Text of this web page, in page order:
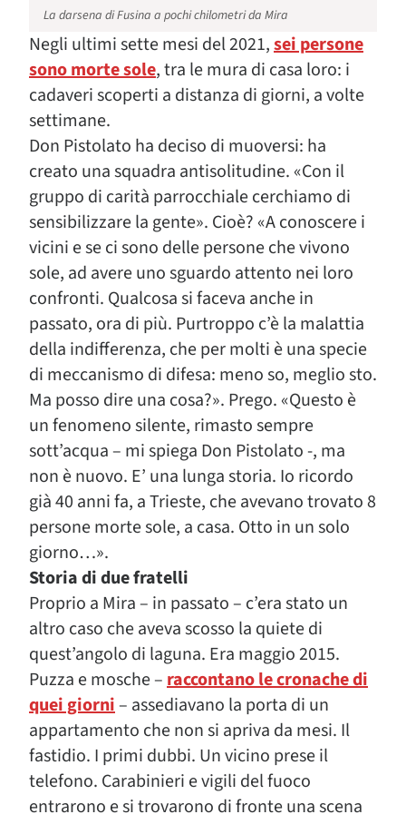
La darsena di Fusina a pochi chilometri da Mira
Negli ultimi sette mesi del 2021,sei persone
sono morte sole, tra le mura di casa loro: i
cadaveri scoperti a distanza di giorni, a volte
settimane.
Don Pistolato ha deciso di muoversi: ha
creato una squadra antisolitudine. «Con il
gruppo di carità parrocchiale cerchiamo di
sensibilizzare la gente». Cioè? «A conoscere i
vicini e se ci sono delle persone che vivono
sole, ad avere uno sguardo attento nei loro
confronti. Qualcosa si faceva anche in
passato, ora di più. Purtroppo c’è la malattia
della indifferenza, che per molti è una specie
di meccanismo di difesa: meno so, meglio sto.
Ma posso dire una cosa?». Prego. «Questo è
un fenomeno silente, rimasto sempre
sott’acqua – mi spiega Don Pistolato -, ma
non è nuovo. E’ una lunga storia. Io ricordo
già 40 anni fa, a Trieste, che avevano trovato 8
persone morte sole, a casa. Otto in un solo
giorno…».
Storia di due fratelli
Proprio a Mira – in passato – c’era stato un
altro caso che aveva scosso la quiete di
quest’angolo di laguna. Era maggio 2015.
Puzza e mosche –raccontano le cronache di
quei giorni– assediavano la porta di un
appartamento che non si apriva da mesi. Il
fastidio. I primi dubbi. Un vicino prese il
telefono. Carabinieri e vigili del fuoco
entrarono e si trovarono di fronte una scena